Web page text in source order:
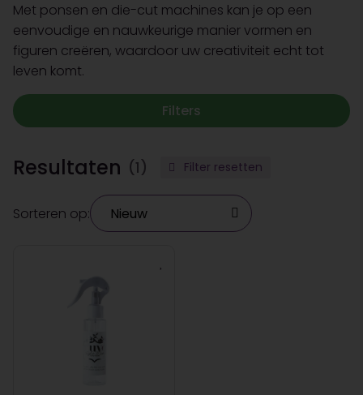
Met ponsen en die-cut machines kan je op een
eenvoudige en nauwkeurige manier vormen en
figuren creëren, waardoor uw creativiteit echt tot
leven komt.
Filters
Resultaten (1) Filter resetten
Sorteren op: